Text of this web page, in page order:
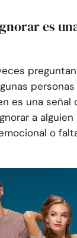
es
es una señal
a
o